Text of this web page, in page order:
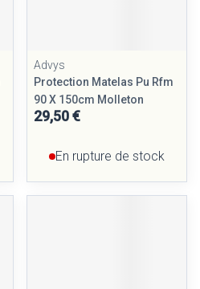
Advys
Protection Matelas Pu Rfm
90 X 150cm Molleton
29,50 €
En rupture de stock